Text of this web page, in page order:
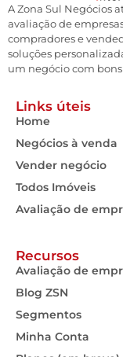
A Zona Sul Negócios
avaliação de
compradores e
soluções
um negócio com
Links úteis
Home
Negócios à venda
Vender negócio
Todos Imóveis
Avaliação de
Recursos
Avaliação de
Blog ZSN
Segmentos
Minha Conta